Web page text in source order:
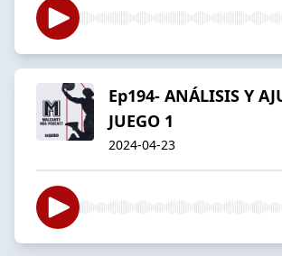
Ep194- ANÁLISIS Y
JUEGO 1
2024-04-23